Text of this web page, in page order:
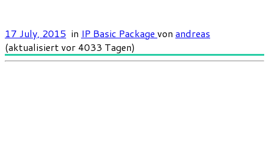
17 July, 2015 in IP Basic Package von andreas
(aktualisiert vor 4033 Tagen)